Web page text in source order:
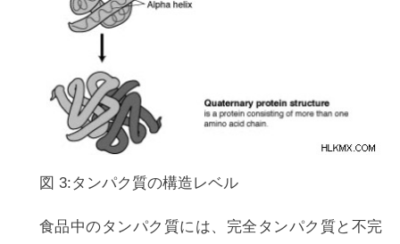
図 3:タンパク質の構造レベル
食品中のタンパク質には、完全タンパク質と不完